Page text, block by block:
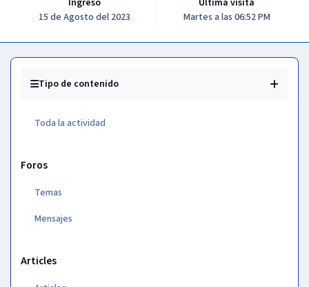
15 de Agosto del 2023
Martes a las 06:52 PM
Tipo de contenido
Toda la actividad
Foros
Temas
Mensajes
Articles